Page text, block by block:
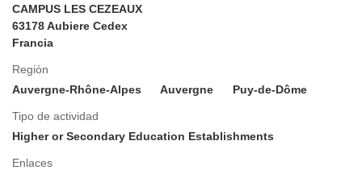
CAMPUS LES CEZEAUX
63178 Aubiere Cedex
Francia
Región
Auvergne-Rhône-Alpes
Auvergne Puy-de-Dôme
Tipo de actividad
Higher or Secondary Education Establishments
Enlaces